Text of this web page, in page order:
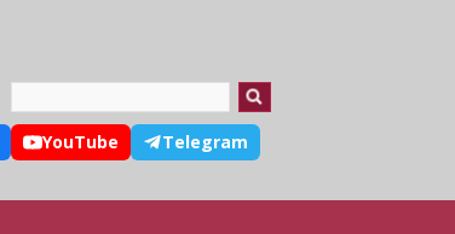
YouTube Telegram